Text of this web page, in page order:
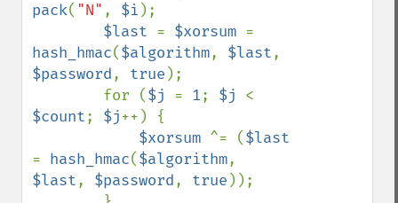
pack( "N" , $i );
$last = $xorsum
hash_hmac($algorithm, $last
$password, true );
        for (
$j = 1; $j
$count; $j++) {
$xorsum ^= (
= hash_hmac($algorithm
$last, $password, true ));